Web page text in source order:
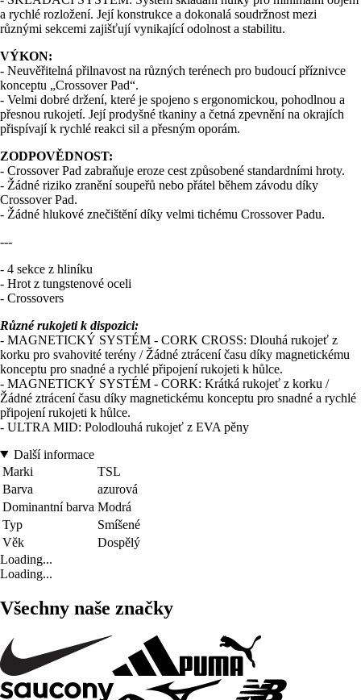
a rychlé rozložení. Její konstrukce a dokonalá soudržnost mezi
různými sekcemi zajišťují vynikající odolnost a stabilitu.
VÝKON:
- Neuvěřitelná přilnavost na různých terénech pro budoucí příznivce
konceptu „Crossover Pad“.
- Velmi dobré držení, které je spojeno s ergonomickou, pohodlnou a
přesnou rukojetí. Její prodyšné tkaniny a četná zpevnění na okrajích
přispívají k rychlé reakci sil a přesným oporám.
ZODPOVĚDNOST:
- Crossover Pad zabraňuje eroze cest způsobené standardními hroty.
- Žádné riziko zranění soupeřů nebo přátel během závodu díky
Crossover Pad.
- Žádné hlukové znečištění díky velmi tichému Crossover Padu.
---
- 4 sekce z hliníku
- Hrot z tungstenové oceli
- Crossovers
Různé rukojeti k dispozici:
- MAGNETICKÝ SYSTÉM - CORK CROSS: Dlouhá rukojeť z
korku pro svahovité terény / Žádné ztrácení času díky magnetickému
konceptu pro snadné a rychlé připojení rukojeti k hůlce.
- MAGNETICKÝ SYSTÉM - CORK: Krátká rukojeť z korku /
Žádné ztrácení času díky magnetickému konceptu pro snadné a rychlé
připojení rukojeti k hůlce.
- ULTRA MID: Polodlouhá rukojeť z EVA pěny
Další informace
Marki
TSL
Barva
azurová
Dominantní barva Modrá
Typ
Smíšené
Věk
Dospělý
Loading...
Loading...
Všechny naše značky